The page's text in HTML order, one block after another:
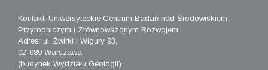
Kontakt: Uniwersyteckie Centrum Badań nad Środowiskiem
Przyrodniczym i Zrównoważonym Rozwojem
Adres: ul. Żwirki i Wigury 93,
02-089 Warszawa
(budynek Wydziału Geologii)